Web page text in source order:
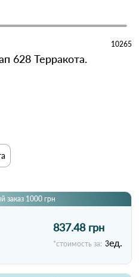
10265
628 Терракота.
заказ 1000 грн
837.48 грн
*стоимость за: 3ед.